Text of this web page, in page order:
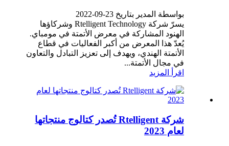
بواسطة المدير بتاريخ 23-09-2022
يسرّ شركة Rtelligent Technology وشركاؤها
الهنود المشاركة في معرض الأتمتة في مومباي.
يُعدّ هذا المعرض من أكبر الفعاليات في قطاع
الأتمتة الهندي، ويهدف إلى تعزيز التبادل والتعاون
في مجال الأتمتة...
اقرأ المزيد
شركة Rtelligent تُصدر كتالوج منتجاتها
لعام 2023